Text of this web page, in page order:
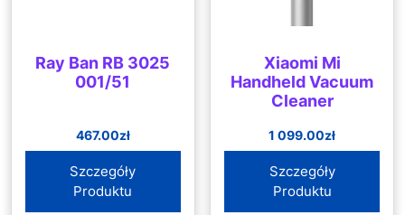
Ray Ban RB 3025
001/51
467.00zł
Szczegóły
Produktu
Xiaomi Mi
Handheld Vacuum
Cleaner
1 099.00zł
Szczegóły
Produktu